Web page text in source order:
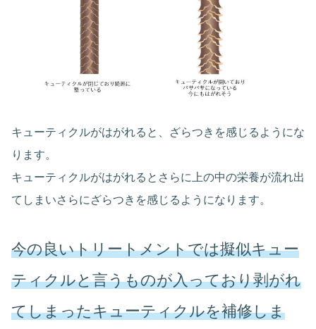
キューティクルがはがれると、ざらつきを感じるようにな
ります。
キューティクルがはがれるとさらに上の中の栄養が流れ出
てしまいさらにざらつきを感じるようになります。
今の良いトリートメントでは擬似キュー
ティクルと言うものが入っており剥がれ
てしまったキューティクルを補修しま